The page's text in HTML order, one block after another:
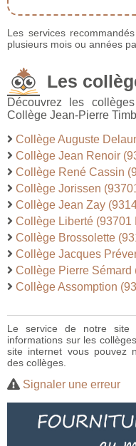
Les services
plusieurs mois ou années
Les
Découvrez les
Collège Jean-Pierre
Collège Auguste
Collège Jean Renoir
Collège René Cassin
Collège Jorissen
Collège Jean Zay
Collège Liberté (93701
Collège Brossolette
Collège Jacques
Collège Pierre Sémard
Collège Assomption
Le service de notre
informations sur les
site internet vous pouvez
des collèges.
Signaler une erreur